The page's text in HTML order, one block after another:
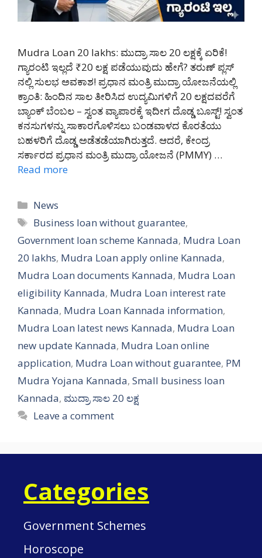
Mudra Loan 20 lakhs: ಮುದ್ರಾ ಸಾಲ 20 ಲಕ್ಷಕ್ಕೆ ಏರಿಕೆ!
ಗ್ಯಾರಂಟಿ ಇಲ್ಲದೆ ₹20 ಲಕ್ಷ ಪಡೆಯುವುದು ಹೇಗೆ? ತರುಣ್ ಪ್ಲಸ್
ನಲ್ಲಿ ಸುಲಭ ಅವಕಾಶ! ಪ್ರಧಾನ ಮಂತ್ರಿ ಮುದ್ರಾ ಯೋಜನೆಯಲ್ಲಿ
ಕ್ರಾಂತಿ: ಹಿಂದಿನ ಸಾಲ ತೀರಿಸಿದ ಉದ್ಯಮಿಗಳಿಗೆ 20 ಲಕ್ಷದವರೆಗೆ
ಬ್ಯಾಂಕ್ ಬೆಂಬಲ – ಸ್ವಂತ ವ್ಯಾಪಾರಕ್ಕೆ ಇದೀಗ ದೊಡ್ಡ ಬೂಸ್ಟ್! ಸ್ವಂತ
ಕನಸುಗಳನ್ನು ಸಾಕಾರಗೊಳಿಸಲು ಬಂಡವಾಳದ ಕೊರತೆಯು
ಬಹಳರಿಗೆ ದೊಡ್ಡ ಅಡೆತಡೆಯಾಗಿರುತ್ತದೆ. ಆದರೆ, ಕೇಂದ್ರ
ಸರ್ಕಾರದ ಪ್ರಧಾನ ಮಂತ್ರಿ ಮುದ್ರಾ ಯೋಜನೆ (PMMY) …
Read more
Categories
News
Tags
Business loan without guarantee,
Government loan scheme Kannada, Mudra Loan
20 lakhs, Mudra Loan apply online Kannada,
Mudra Loan documents Kannada, Mudra Loan
eligibility Kannada, Mudra Loan interest rate
Kannada, Mudra Loan Kannada information,
Mudra Loan latest news Kannada, Mudra Loan
new update Kannada, Mudra Loan online
application, Mudra Loan without guarantee, PM
Mudra Yojana Kannada, Small business loan
Kannada, ಮುದ್ರಾ ಸಾಲ 20 ಲಕ್ಷ
Leave a comment
Categories
Government Schemes
Horoscope